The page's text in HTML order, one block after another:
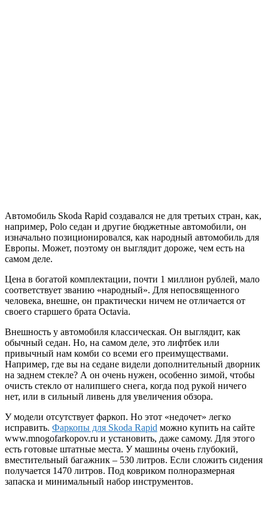
Автомобиль Skoda Rapid создавался не для третьих стран, как,
например, Polo седан и другие бюджетные автомобили, он
изначально позиционировался, как народный автомобиль для
Европы. Может, поэтому он выглядит дороже, чем есть на
самом деле.
Цена в богатой комплектации, почти 1 миллион рублей, мало
соответствует званию «народный». Для непосвященного
человека, внешне, он практически ничем не отличается от
своего старшего брата Octavia.
Внешность у автомобиля классическая. Он выглядит, как
обычный седан. Но, на самом деле, это лифтбек или
привычный нам комби со всеми его преимуществами.
Например, где вы на седане видели дополнительный дворник
на заднем стекле? А он очень нужен, особенно зимой, чтобы
очисть стекло от налипшего снега, когда под рукой ничего
нет, или в сильный ливень для увеличения обзора.
У модели отсутствует фаркоп. Но этот «недочет» легко
исправить. Фаркопы для Skoda Rapid можно купить на сайте
www.mnogofarkopov.ru и установить, даже самому. Для этого
есть готовые штатные места. У машины очень глубокий,
вместительный багажник – 530 литров. Если сложить сидения
получается 1470 литров. Под ковриком полноразмерная
запаска и минимальный набор инструментов.